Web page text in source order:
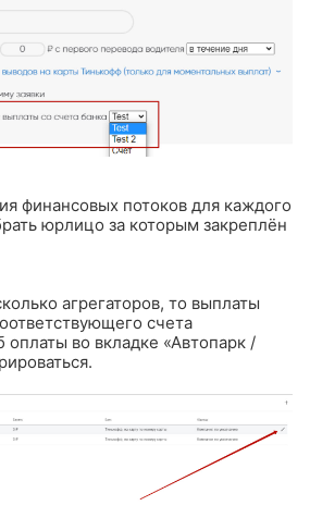
финансовых потоков для каждого
юрлицо за которым закреплён
агрегаторов, то выплаты
счета
во вкладке «Автопарк /